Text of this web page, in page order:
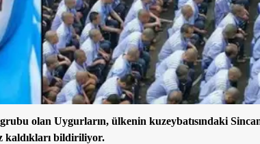
olan Uygurların, ülkenin kuzeybatısındaki
kaldıkları bildiriliyor.